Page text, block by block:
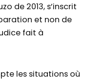
de 2013, s’inscrit
et non de
fait à
les situations où